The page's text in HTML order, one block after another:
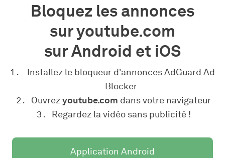
Bloquez les annonces
sur youtube.com
sur Android et iOS
Installez le bloqueur d'annonces AdGuard Ad
Blocker
Ouvrezyoutube.com dans votre navigateur
Regardez la vidéo sans publicité !
Application Android